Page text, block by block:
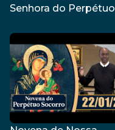
Senhora do Perpétuo